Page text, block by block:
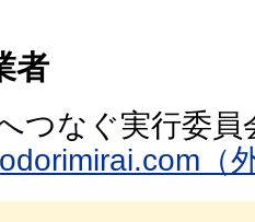
者
つなぐ実行委員
（